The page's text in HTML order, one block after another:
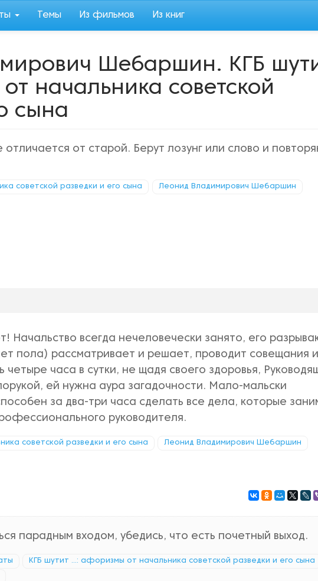
Темы Из фильмов Из книг
Шебаршин. КГБ
начальника советской
сына
от старой. Берут лозунг или слово и
советской разведки и его сына Леонид Владимирович Шебаршин
Начальство всегда нечеловечески занято, его
пола) рассматривает и решает, проводит совещания
четыре часа в сутки, не щадя своего здоровья,
ей нужна аура загадочности. Мало-мальски
за два-три часа сделать все дела, которые
руководителя.
советской разведки и его сына Леонид Владимирович Шебаршин
парадным входом, убедись, что есть почетный выход.
КГБ шутит ...: афоризмы от начальника советской разведки и его сына